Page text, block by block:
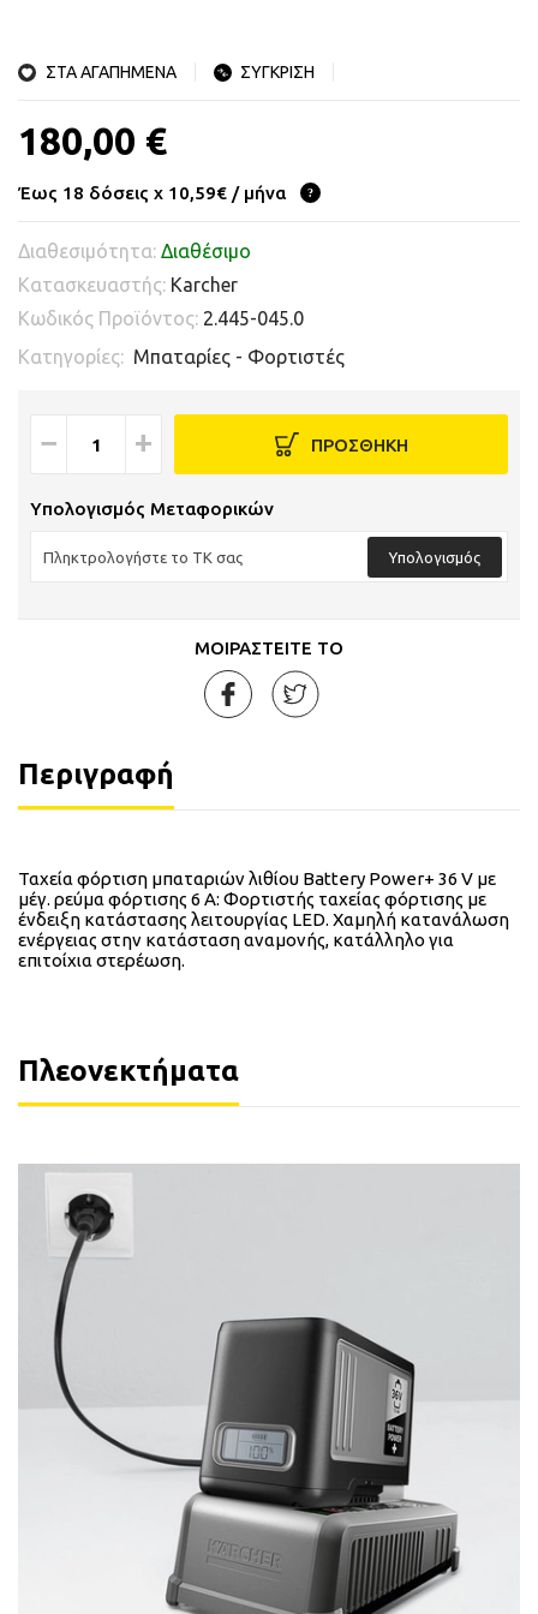
ΣΤΑ ΑΓΑΠΗΜΕΝΑ ΣΥΓΚΡΙΣΗ
180,00 €
Έως 18 δόσεις x 10,59€ / μήνα
Διαθεσιμότητα: Διαθέσιμο
Κατασκευαστής: Karcher
Κωδικός Προϊόντος: 2.445-045.0
Κατηγορίες: Μπαταρίες - Φορτιστές
− + ΠΡΟΣΘΗΚΗ
Υπολογισμός Μεταφορικών
Υπολογισμός
ΜΟΙΡΑΣΤΕΙΤΕ ΤΟ
Περιγραφή
Ταχεία φόρτιση μπαταριών λιθίου Battery Power+ 36 V με
μέγ. ρεύμα φόρτισης 6 A: Φορτιστής ταχείας φόρτισης με
ένδειξη κατάστασης λειτουργίας LED. Χαμηλή κατανάλωση
ενέργειας στην κατάσταση αναμονής, κατάλληλο για
επιτοίχια στερέωση.
Πλεονεκτήματα